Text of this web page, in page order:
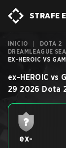
STRAFE
INICIO DOTA 2
DREAMLEAGUE
EX-HEROIC VS
ex-HEROIC vs
29 2026 Dota
ex-